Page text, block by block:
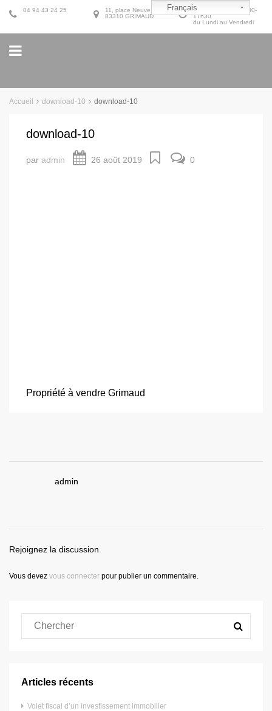
9h30-12h30 et 14h30-
17h30
du Lundi au Vendredi
11, place Neuve
83310 GRIMAUD
04 94 43 24 25
Accueil download-10 download-10
download-10
par admin 26 août 2019 0
Propriété à vendre Grimaud
admin
Rejoignez la discussion
Vous devez vous connecter pour publier un commentaire.
Articles récents
Volet fiscal d’un investissement immobilier
Français